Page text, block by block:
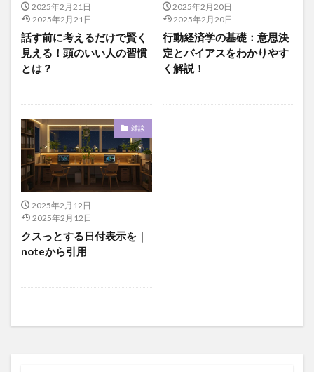
2025年2月21日
2025年2月21日
話す前に考えるだけで賢く
見える！頭のいい人の習慣
とは？
2025年2月20日
2025年2月20日
行動経済学の基礎：意思決
定とバイアスをわかりやす
く解説！
雑談
2025年2月12日
2025年2月12日
クスっとする日付表示を｜
noteから引用